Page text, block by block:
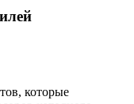
которые